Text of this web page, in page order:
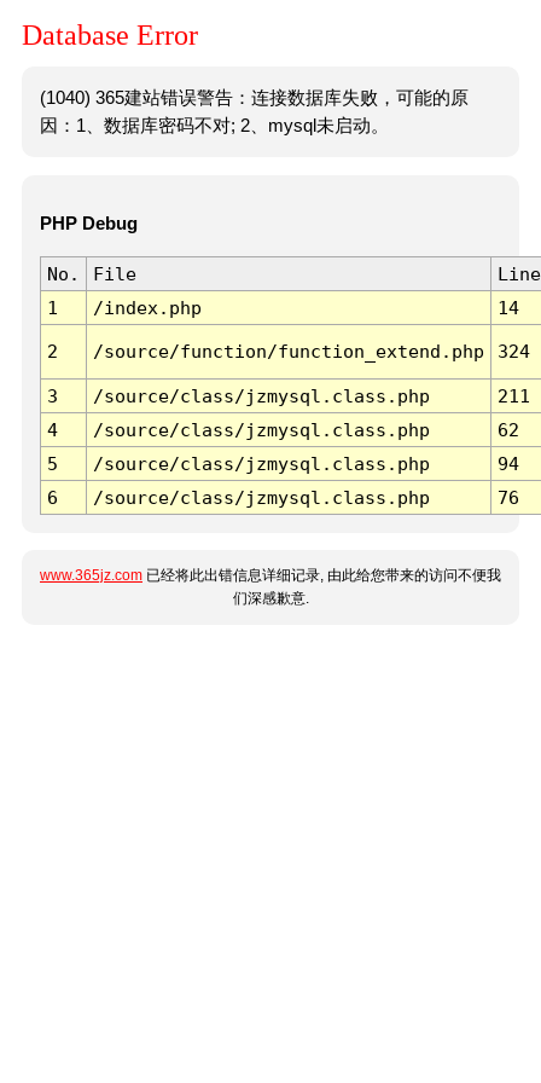
Database Error
(1040) 365建站错误警告：连接数据库失败，可能的原
因：1、数据库密码不对; 2、mysql未启动。
PHP Debug
No. File
Line
1
/index.php 14
2 /source/function/function_extend.php 324
3 /source/class/jzmysql.class.php
211
4
/source/class/jzmysql.class.php
62
5
/source/class/jzmysql.class.php
94
6
/source/class/jzmysql.class.php 76
www.365jz.com 已经将此出错信息详细记录, 由此给您带来的访问不便我
们深感歉意.